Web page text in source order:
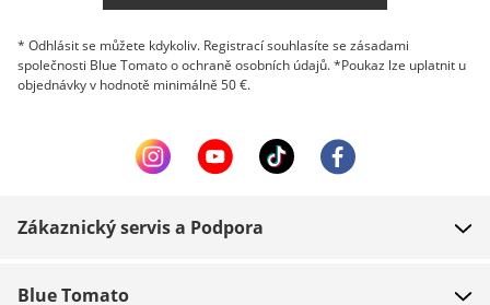
* Odhlásit se můžete kdykoliv. Registrací souhlasíte se zásadami
společnosti Blue Tomato o ochraně osobních údajů. *Poukaz lze uplatnit u
objednávky v hodnotě minimálně 50 €.
Zákaznický servis a Podpora
Blue Tomato